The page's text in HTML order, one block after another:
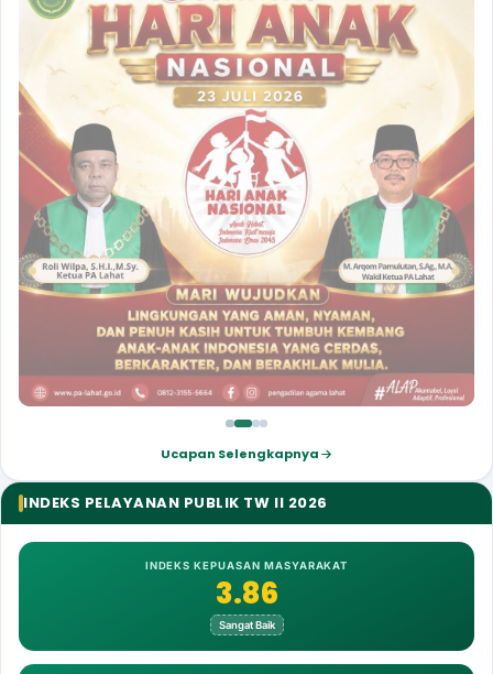
Ucapan Selengkapnya
INDEKS PELAYANAN PUBLIK TW II 2026
INDEKS KEPUASAN MASYARAKAT
3.86
Sangat Baik